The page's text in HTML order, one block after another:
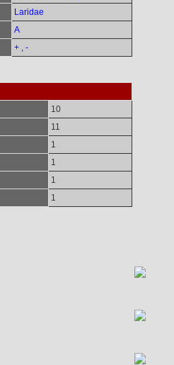
Laridae
A
+ , -
10
11
1
1
1
1